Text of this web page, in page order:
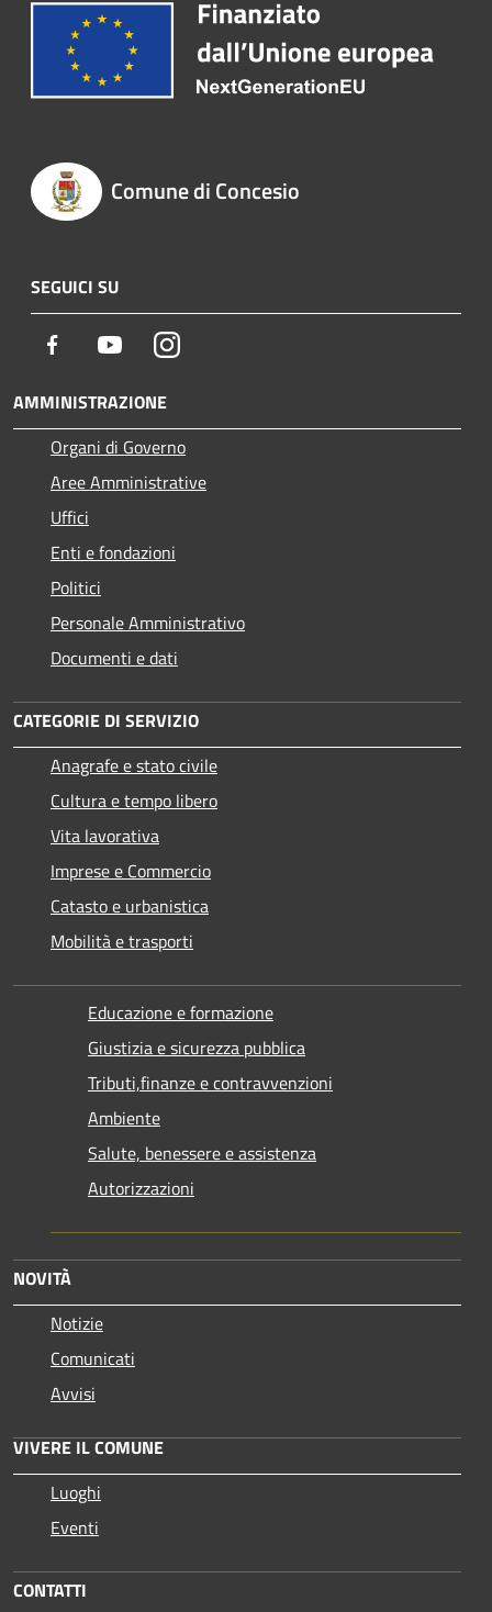
Comune di Concesio
SEGUICI SU
Facebook YoutubeInstagram
AMMINISTRAZIONE
Organi di Governo
Aree Amministrative
Uffici
Enti e fondazioni
Politici
Personale Amministrativo
Documenti e dati
CATEGORIE DI SERVIZIO
Anagrafe e stato civile
Cultura e tempo libero
Vita lavorativa
Imprese e Commercio
Catasto e urbanistica
Mobilità e trasporti
Educazione e formazione
Giustizia e sicurezza pubblica
Tributi,finanze e contravvenzioni
Ambiente
Salute, benessere e assistenza
Autorizzazioni
NOVITÀ
Notizie
Comunicati
Avvisi
VIVERE IL COMUNE
Luoghi
Eventi
CONTATTI